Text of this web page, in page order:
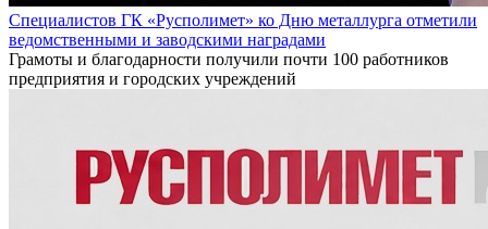
Специалистов ГК «Русполимет» ко Дню металлурга отметили
ведомственными и заводскими наградами
Грамоты и благодарности получили почти 100 работников
предприятия и городских учреждений